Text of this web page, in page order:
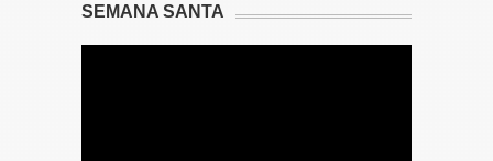
SEMANA SANTA